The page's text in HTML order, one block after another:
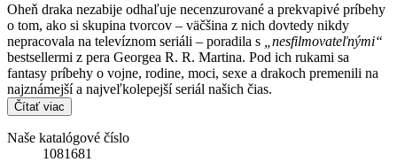
Oheň draka nezabije odhaľuje necenzurované a prekvapivé príbehy
o tom, ako si skupina tvorcov – väčšina z nich dovtedy nikdy
nepracovala na televíznom seriáli – poradila s
„nesfilmovateľnými“
bestsellermi z pera Georgea R. R. Martina. Pod ich rukami sa
fantasy príbehy o vojne, rodine, moci, sexe a drakoch premenili na
najznámejší a najveľkolepejší seriál našich čias.
Čítať viac
Naše katalógové číslo
1081681